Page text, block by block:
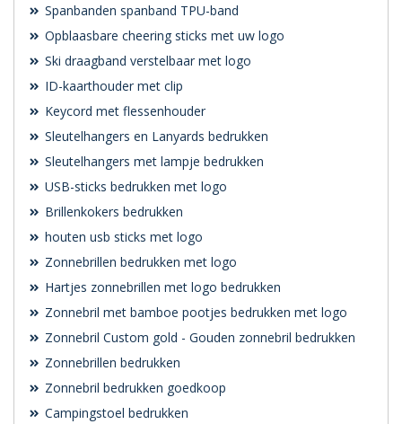
Spanbanden spanband TPU-band
Opblaasbare cheering sticks met uw logo
Ski draagband verstelbaar met logo
ID-kaarthouder met clip
Keycord met flessenhouder
Sleutelhangers en Lanyards bedrukken
Sleutelhangers met lampje bedrukken
USB-sticks bedrukken met logo
Brillenkokers bedrukken
houten usb sticks met logo
Zonnebrillen bedrukken met logo
Hartjes zonnebrillen met logo bedrukken
Zonnebril met bamboe pootjes bedrukken met logo
Zonnebril Custom gold - Gouden zonnebril bedrukken
Zonnebrillen bedrukken
Zonnebril bedrukken goedkoop
Campingstoel bedrukken